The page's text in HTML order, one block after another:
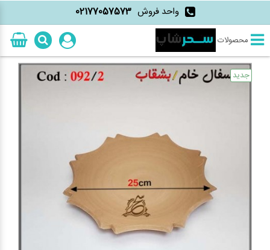
واحد فروش 02177057573
محصولات
جدید